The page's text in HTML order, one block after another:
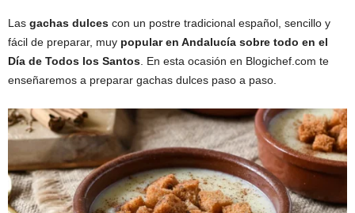
Las gachas dulces con un postre tradicional español, sencillo y
fácil de preparar, muy popular en Andalucía sobre todo en el
Día de Todos los Santos . En esta ocasión en Blogichef.com te
enseñaremos a preparar gachas dulces paso a paso.